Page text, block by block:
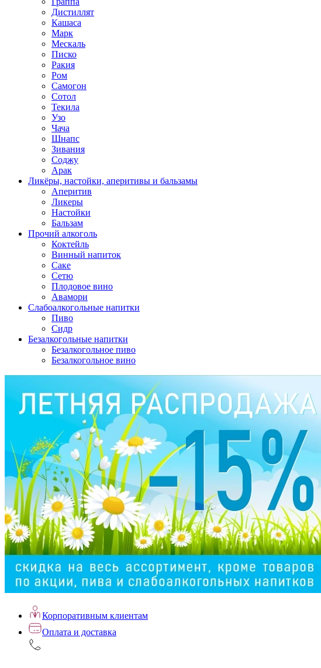
Дистиллят
Кашаса
Марк
Мескаль
Писко
Ракия
Ром
Самогон
Сотол
Текила
Узо
Чача
Шнапс
Зивания
Соджу
Арак
Ликёры, настойки, аперитивы и бальзамы
Аперитив
Ликеры
Настойки
Бальзам
Прочий алкоголь
Коктейль
Винный напиток
Саке
Сетю
Плодовое вино
Авамори
Слабоалкогольные напитки
Пиво
Сидр
Безалкогольные напитки
Безалкогольное пиво
Безалкогольное вино
Корпоративным клиентам
Оплата и доставка